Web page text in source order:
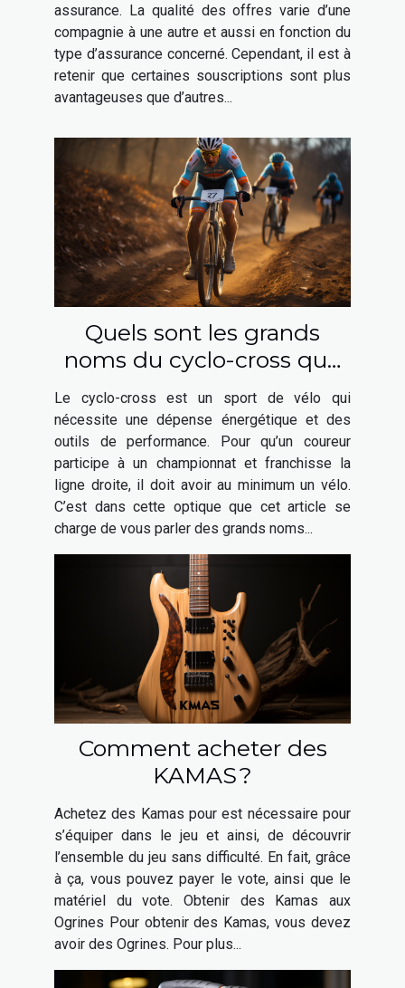
assurance. La qualité des offres varie d’une
compagnie à une autre et aussi en fonction du
type d’assurance concerné. Cependant, il est à
retenir que certaines souscriptions sont plus
avantageuses que d’autres...
Quels sont les grands
noms du cyclo-cross que
vous pouvez choisir ?
Le cyclo-cross est un sport de vélo qui
nécessite une dépense énergétique et des
outils de performance. Pour qu’un coureur
participe à un championnat et franchisse la
ligne droite, il doit avoir au minimum un vélo.
C’est dans cette optique que cet article se
charge de vous parler des grands noms...
Comment acheter des
KAMAS ?
Achetez des Kamas pour est nécessaire pour
s’équiper dans le jeu et ainsi, de découvrir
l’ensemble du jeu sans difficulté. En fait, grâce
à ça, vous pouvez payer le vote, ainsi que le
matériel du vote. Obtenir des Kamas aux
Ogrines Pour obtenir des Kamas, vous devez
avoir des Ogrines. Pour plus...